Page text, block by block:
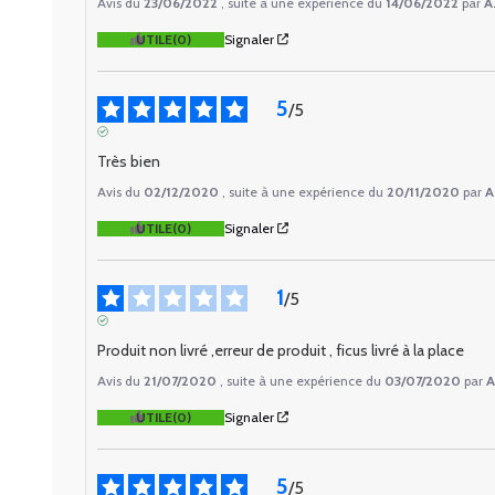
UTILE(0) Signaler
5/5
Très bien
Avis du 02/12/2020 , suite à une expérience du 20/11/2020 par
UTILE(0) Signaler
1/5
Produit non livré ,erreur de produit , ficus livré à la place
Avis du 21/07/2020 , suite à une expérience du 03/07/2020 par
UTILE(0) Signaler
5/5